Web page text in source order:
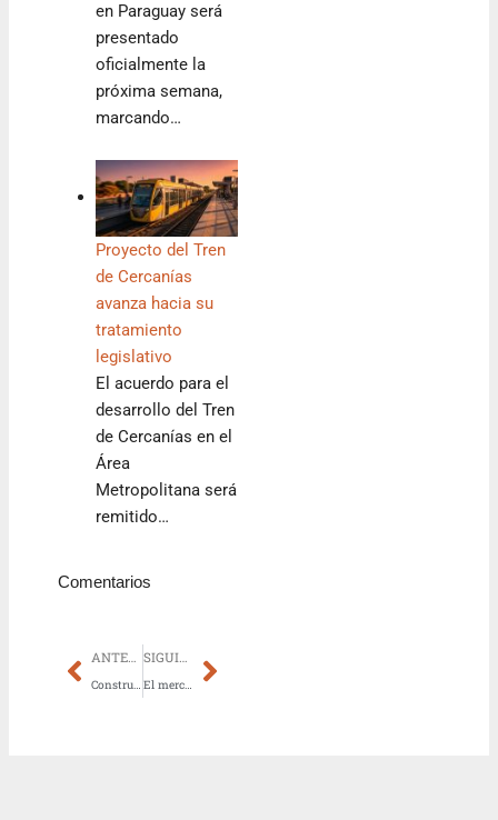
en Paraguay será
presentado
oficialmente la
próxima semana,
marcando…
Proyecto del Tren
de Cercanías
avanza hacia su
tratamiento
legislativo
El acuerdo para el
desarrollo del Tren
de Cercanías en el
Área
Metropolitana será
remitido…
Comentarios
PrevANTERIOR
Constructecnia 2026 llega con cifras récord y una agenda académica y profesional sin precedentes
SIGUIENTE
El mercado inmobiliario paraguayo desafía las reglas clásicas de las burbujas
Next